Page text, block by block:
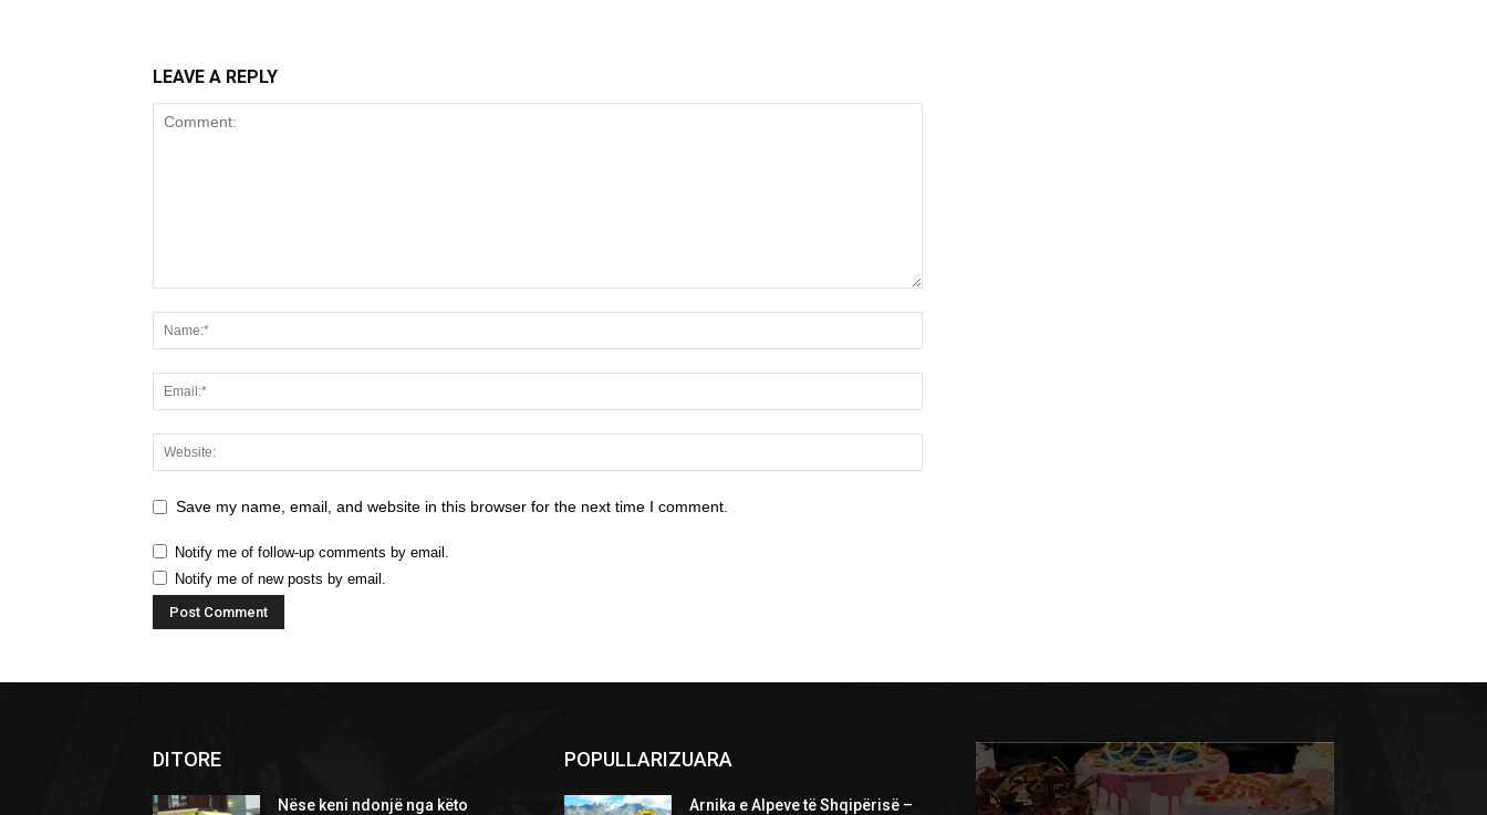
LEAVE A REPLY
Save my name, email, and website in this browser for the next time I comment.
Notify me of follow-up comments by email.
Notify me of new posts by email.
DITORE
Nëse keni ndonjë nga këto
POPULLARIZUARA
Arnika e Alpeve të Shqipërisë –